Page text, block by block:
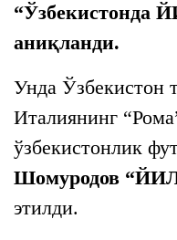
аниқланди.
Унда Ўзбекистон
Италиянинг
ўзбекистонлик
Шомуродов
этилди.